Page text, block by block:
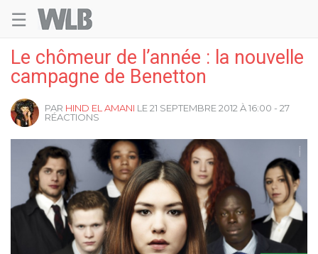
☰
Le chômeur de l’année : la nouvelle
campagne de Benetton
PAR HIND EL AMANI LE 21 SEPTEMBRE 2012 À 16:00 - 27
RÉACTIONS